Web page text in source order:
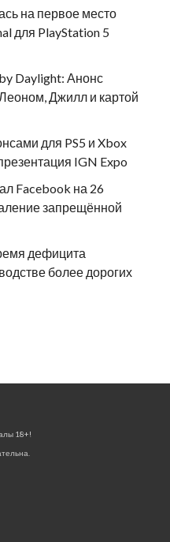
на первое место
для PlayStation 5
Daylight: Анонс
Джилл и картой
для PS5 и Xbox
IGN Expo
Facebook на 26
запрещённой
дефицита
более дорогих
18+!